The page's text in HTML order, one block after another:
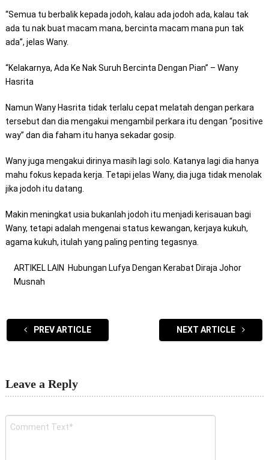
“Semua tu berbalik kepada jodoh, kalau ada jodoh ada, kalau tak
ada tu nak buat macam mana, bercinta macam mana pun tak
ada”, jelas Wany.
“Kelakarnya, Ada Ke Nak Suruh Bercinta Dengan Pian” – Wany
Hasrita
Namun Wany Hasrita tidak terlalu cepat melatah dengan perkara
tersebut dan dia mengakui mengambil perkara itu dengan “positive
way” dan dia faham itu hanya sekadar gosip.
Wany juga mengakui dirinya masih lagi solo. Katanya lagi dia hanya
mahu fokus kepada kerja. Tetapi jelas Wany, dia juga tidak menolak
jika jodoh itu datang.
Makin meningkat usia bukanlah jodoh itu menjadi kerisauan bagi
Wany, tetapi adalah mengenai status kewangan, kerjaya kukuh,
agama kukuh, itulah yang paling penting tegasnya.
ARTIKEL LAIN
Hubungan Lufya Dengan Kerabat Diraja Johor
Musnah
PREV ARTICLE NEXT ARTICLE
Leave a Reply